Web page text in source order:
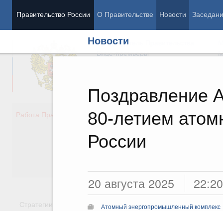
Правительство России О Правительстве Новости
Новости
Поздравление
80-летием
России
20 августа 2025 22:20
Атомный энергопромышленный комплекс
Председатель Правительства
Вице-премьеры
Работа Правительства
Демография
Здоровье
Культура
Стратегии Государственные программы